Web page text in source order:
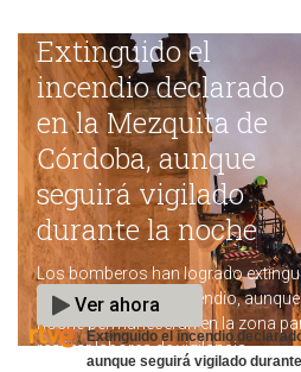
Extinguido el incendio
aunque seguirá vigilado